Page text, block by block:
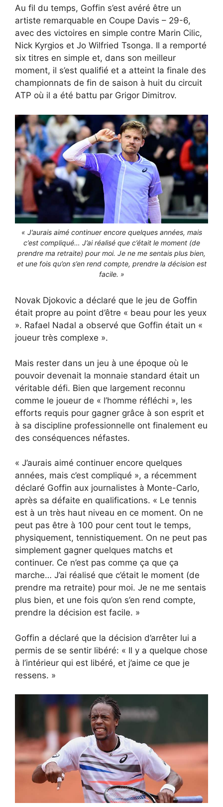
Au fil du temps, Goffin s’est avéré être un
artiste remarquable en Coupe Davis – 29-6,
avec des victoires en simple contre Marin Cilic,
Nick Kyrgios et Jo Wilfried Tsonga. Il a remporté
six titres en simple et, dans son meilleur
moment, il s’est qualifié et a atteint la finale des
championnats de fin de saison à huit du circuit
ATP où il a été battu par Grigor Dimitrov.
« J’aurais aimé continuer encore quelques années, mais
c’est compliqué… J’ai réalisé que c’était le moment (de
prendre ma retraite) pour moi. Je ne me sentais plus bien,
et une fois qu’on s’en rend compte, prendre la décision est
facile. »
Novak Djokovic a déclaré que le jeu de Goffin
était propre au point d’être « beau pour les yeux
». Rafael Nadal a observé que Goffin était un «
joueur très complexe ».
Mais rester dans un jeu à une époque où le
pouvoir devenait la monnaie standard était un
véritable défi. Bien que largement reconnu
comme le joueur de « l’homme réfléchi », les
efforts requis pour gagner grâce à son esprit et
à sa discipline professionnelle ont finalement eu
des conséquences néfastes.
« J’aurais aimé continuer encore quelques
années, mais c’est compliqué », a récemment
déclaré Goffin aux journalistes à Monte-Carlo,
après sa défaite en qualifications. « Le tennis
est à un très haut niveau en ce moment. On ne
peut pas être à 100 pour cent tout le temps,
physiquement, tennistiquement. On ne peut pas
simplement gagner quelques matchs et
continuer. Ce n’est pas comme ça que ça
marche… J’ai réalisé que c’était le moment (de
prendre ma retraite) pour moi. Je ne me sentais
plus bien, et une fois qu’on s’en rend compte,
prendre la décision est facile. »
Goffin a déclaré que la décision d’arrêter lui a
permis de se sentir libéré: « Il y a quelque chose
à l’intérieur qui est libéré, et j’aime ce que je
ressens. »